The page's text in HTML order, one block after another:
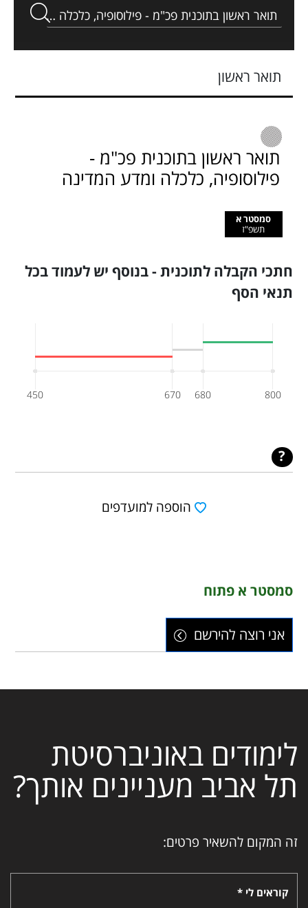
תואר ראשון
תואר ראשון בתוכנית פכ"מ -
פילוסופיה, כלכלה ומדע המדינה
סמסטר א
תשפ"ז
חתכי הקבלה לתוכנית - בנוסף יש לעמוד בכל
תנאי הסף
450 670 680 800
הוספה למועדפים
סמסטר א פתוח
אני רוצה להירשם
לימודים באוניברסיטת
תל אביב מעניינים אותך?
זה המקום להשאיר פרטים:
קוראים לי *